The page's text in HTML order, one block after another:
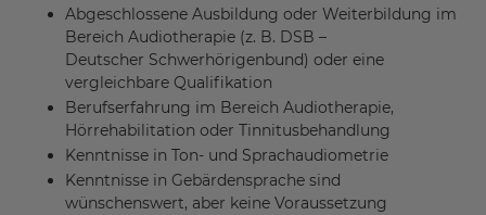
Abgeschlossene Ausbildung oder Weiterbildung im
Bereich Audiotherapie (z. B. DSB –
Deutscher Schwerhörigenbund) oder eine
vergleichbare Qualifikation
Berufserfahrung im Bereich Audiotherapie,
Hörrehabilitation oder Tinnitusbehandlung
Kenntnisse in Ton- und Sprachaudiometrie
Kenntnisse in Gebärdensprache sind
wünschenswert, aber keine Voraussetzung